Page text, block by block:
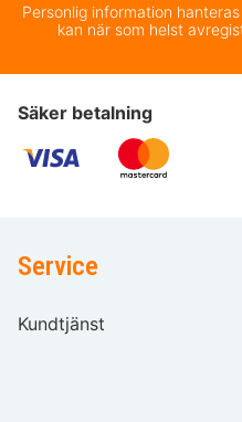
Personlig information
kan när som helst
Säker betalning
Service
Kundtjänst